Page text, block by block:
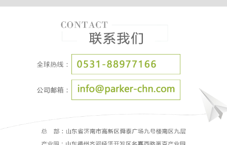
2018/11/30
为什么装修离不开门窗...
你的高效团队是不是这...